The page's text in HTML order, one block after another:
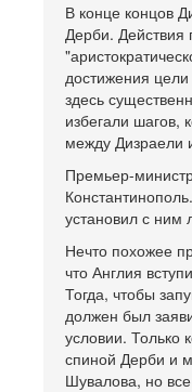
В конце концов
Дерби. Действия
достижения
здесь
избегали шагов,
между Дизраели
Премьер-
установил с ним
Нечто похожее
что Англия
Тогда, чтобы
должен был
условии. Только
спиной Дерби и
Шувалова, но